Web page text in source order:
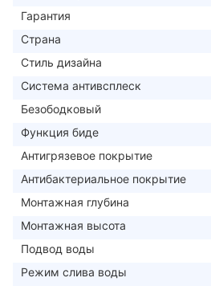
Гарантия
Страна
Стиль дизайна
Система антивсплеск
Безободковый
Функция биде
Антигрязевое покрытие
Антибактериальное покрытие
Монтажная глубина
Монтажная высота
Подвод воды
Режим слива воды